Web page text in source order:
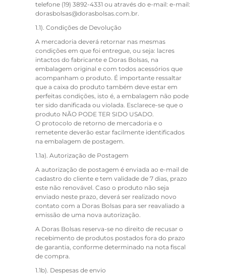
telefone (19) 3892-4331 ou através do e-mail: e-mail:
dorasbolsas@dorasbolsas.com.br.
1.1). Condições de Devolução
A mercadoria deverá retornar nas mesmas
condições em que foi entregue, ou seja: lacres
intactos do fabricante e Doras Bolsas, na
embalagem original e com todos acessórios que
acompanham o produto. É importante ressaltar
que a caixa do produto também deve estar em
perfeitas condições, isto é, a embalagem não pode
ter sido danificada ou violada. Esclarece-se que o
produto NÃO PODE TER SIDO USADO.
O protocolo de retorno de mercadoria e o
remetente deverão estar facilmente identificados
na embalagem de postagem.
1.1a). Autorização de Postagem
A autorização de postagem é enviada ao e-mail de
cadastro do cliente e tem validade de 7 dias, prazo
este não renovável. Caso o produto não seja
enviado neste prazo, deverá ser realizado novo
contato com a Doras Bolsas para ser reavaliado a
emissão de uma nova autorização.
A Doras Bolsas reserva-se no direito de recusar o
recebimento de produtos postados fora do prazo
de garantia, conforme determinado na nota fiscal
de compra.
1.1b). Despesas de envio